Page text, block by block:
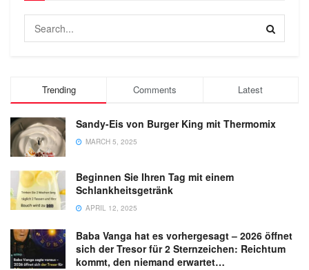
Trending Comments Latest
Sandy-Eis von Burger King mit Thermomix
MARCH 5, 2025
Beginnen Sie Ihren Tag mit einem
Schlankheitsgetränk
APRIL 12, 2025
Baba Vanga hat es vorhergesagt – 2026 öffnet
sich der Tresor für 2 Sternzeichen: Reichtum
kommt, den niemand erwartet…